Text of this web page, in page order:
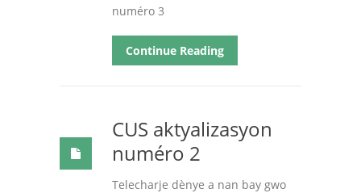
numéro 3
Continue Reading
CUS aktyalizasyon
numéro 2
Telecharje dènye a nan bay gwo